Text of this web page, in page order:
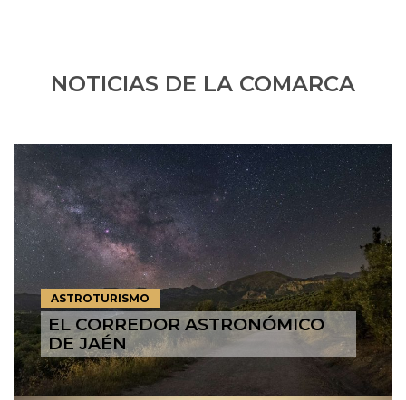
NOTICIAS DE LA COMARCA
ASTROTURISMO
EL CORREDOR ASTRONÓMICO
DE JAÉN